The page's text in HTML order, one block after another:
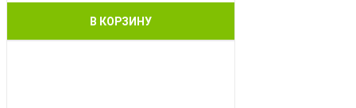
В КОРЗИНУ